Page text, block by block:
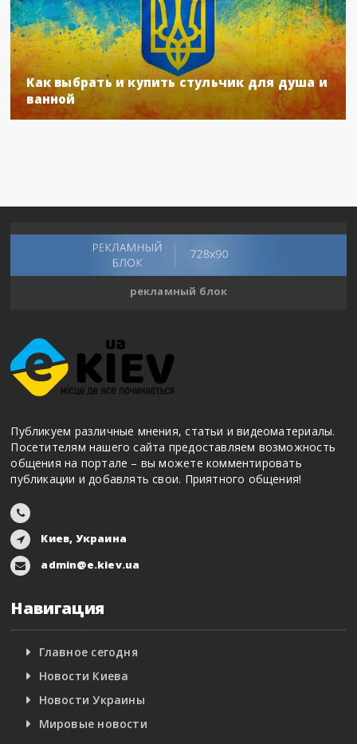
Как выбрать и купить стульчик для душа и
ванной
рекламный блок
Публикуем различные мнения, статьи и видеоматериалы.
Посетителям нашего сайта предоставляем возможность
общения на портале – вы можете комментировать
публикации и добавлять свои. Приятного общения!
Киев, Украина
admin@e.kiev.ua
Навигация
Главное сегодня
Новости Киева
Новости Украины
Мировые новости